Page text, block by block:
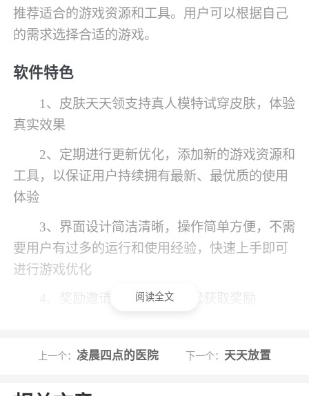
推荐适合的游戏资源和工具。用户可以根据自己
的需求选择合适的游戏。
软件特色
1、皮肤天天领支持真人模特试穿皮肤，体验
真实效果
2、定期进行更新优化，添加新的游戏资源和
工具，以保证用户持续拥有最新、最优质的使用
体验
3、界面设计简洁清晰，操作简单方便，不需
要用户有过多的运行和使用经验，快速上手即可
进行游戏优化
4、奖励邀请好友体验，轻松获取奖励
可靠，避免用户下载到恶意病毒等不良资源
小编评价
阅读全文
上一个：凌晨四点的医院 下一个： 天天放置